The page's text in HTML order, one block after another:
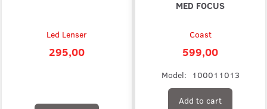
Led Lenser
295,00
MED FOCUS
Coast
599,00
Model: 100011013
Add to cart